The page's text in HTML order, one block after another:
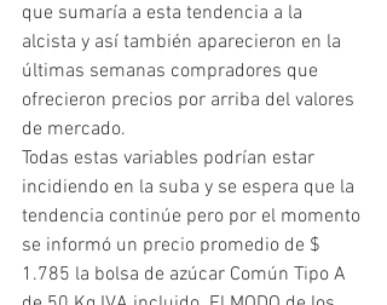
que sumaría a esta tendencia a la
alcista y así también aparecieron en la
últimas semanas compradores que
ofrecieron precios por arriba del valores
de mercado.
Todas estas variables podrían estar
incidiendo en la suba y se espera que la
tendencia continúe pero por el momento
se informó un precio promedio de $
1.785 la bolsa de azúcar Común Tipo A